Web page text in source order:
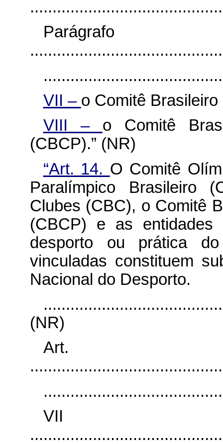
VII – o Comitê
VIII – o Comitê
(CBCP).” (NR)
“Art. 14. O Comitê
Paralímpico Brasileiro
Clubes (CBC), o Comitê
(CBCP) e as entidades
desporto ou prática
vinculadas constituem
Nacional do Desporto.
(NR)
Art.